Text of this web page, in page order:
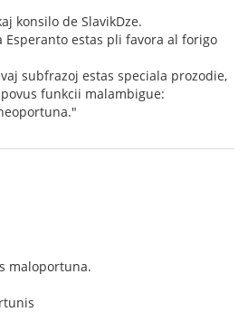
konsilo de SlavikDze.
Esperanto estas pli favora al forigo
subfrazoj estas speciala prozodie,
funkcii malambigue:
maloportuna.